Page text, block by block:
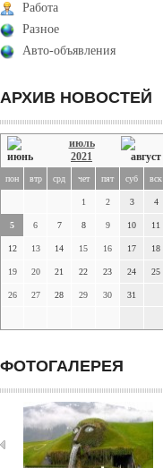
Работа
Разное
Авто-объявления
АРХИВ НОВОСТЕЙ
июль
2021
пон втр срд чет пят суб вск
1 2 3 4
5 6 7 8 9 10 11
12 13 14 15 16 17 18
19 20 21 22 23 24 25
26 27 28 29 30 31
ФОТОГАЛЕРЕЯ